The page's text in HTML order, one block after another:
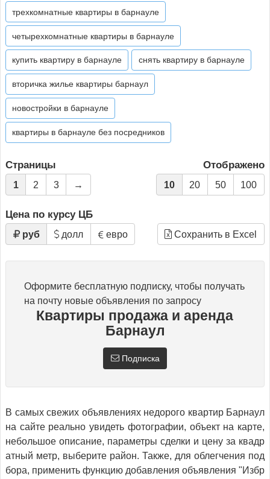
трехкомнатные квартиры в барнауле
четырехкомнатные квартиры в барнауле
купить квартиру в барнауле снять квартиру в барнауле
вторичка жилье квартиры барнаул
новостройки в барнауле
квартиры в барнауле без посредников
Страницы
1 2 3 →
Отображено
10 20 50 100
Цена по курсу ЦБ
руб долл евро Сохранить в Excel
Оформите бесплатную подписку, чтобы получать
на почту новые объявления по запросу
Квартиры продажа и аренда
Барнаул
Подписка
В самых свежих объявлениях недорого квартир Барнаул
на сайте реально увидеть фотографии, объект на карте,
небольшое описание, параметры сделки и цену за квадр
атный метр, выберите район. Также, для облегчения под
бора, применить функцию добавления объявления "Избр